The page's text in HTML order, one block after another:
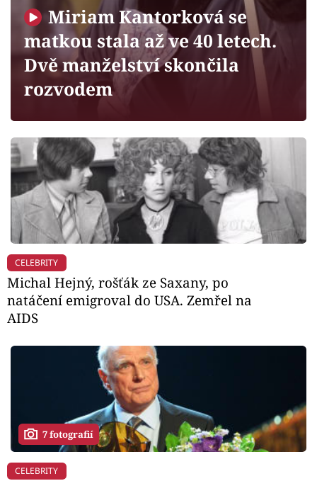
Sledujte prima+
Filmový festival Karlovy Vary
Mámy sobě
Přihlášení
Sledujte nás
Miriam Kantorková se
matkou stala až ve 40 letech.
Dvě manželství skončila
rozvodem
CELEBRITY
Michal Hejný, rošťák ze Saxany, po
natáčení emigroval do USA. Zemřel na
AIDS
7 fotografií
CELEBRITY